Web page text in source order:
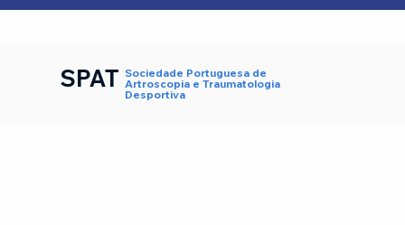
SPAT Sociedade Portuguesa de
Artroscopia e Traumatologia
Desportiva